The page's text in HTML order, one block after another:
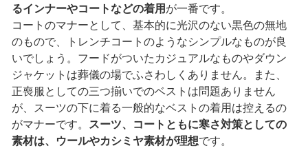
るインナーやコートなどの着用 が一番です。
コートのマナーとして、基本的に光沢のない黒色の無地
のもので、トレンチコートのようなシンプルなものが良
いでしょう。フードがついたカジュアルなものやダウン
ジャケットは葬儀の場でふさわしくありません。また、
正喪服としての三つ揃いでのベストは問題ありません
が、スーツの下に着る一般的なベストの着用は控えるの
がマナーです。
スーツ、コートともに寒さ対策としての
素材は、ウールやカシミヤ素材が理想です。